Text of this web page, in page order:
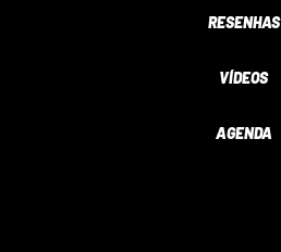
RESENHAS
VÍDEOS
AGENDA